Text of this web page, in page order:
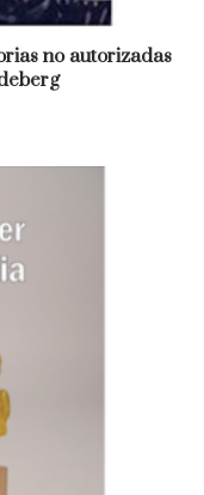
no autorizadas